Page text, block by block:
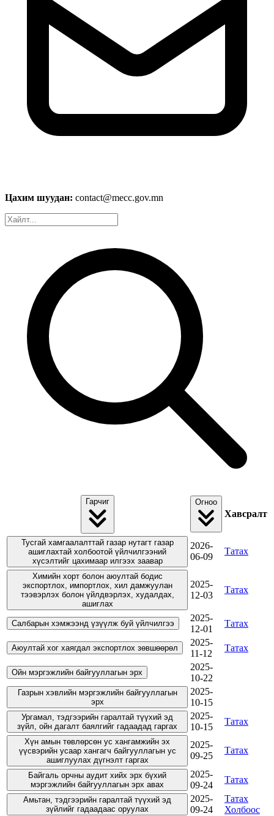
Цахим шуудан: contact@mecc.gov.mn
Гарчиг Огноо
Хавсралт
Тусгай хамгаалалттай газар нутагт газар
ашиглахтай холбоотой үйлчилгээний
хүсэлтийг цахимаар илгээх заавар
2026-
06-09
Татах
Химийн хорт болон аюултай бодис
экспортлох, импортлох, хил дамжуулан
тээвэрлэх болон үйлдвэрлэх, худалдах,
ашиглах
2025-
12-03
Татах
Салбарын хэмжээнд үзүүлж буй үйлчилгээ
2025-
12-01
Татах
Аюултай хог хаягдал экспортлох зөвшөөрөл
2025-
11-12
Татах
Ойн мэргэжлийн байгууллагын эрх
2025-
10-22
Газрын хэвлийн мэргэжлийн байгууллагын
эрх
2025-
10-15
Ургамал, тэдгээрийн гаралтай түүхий эд
зүйл, ойн дагалт баялгийг гадаадад гаргах
2025-
10-15
Татах
Хүн амын төвлөрсөн ус хангамжийн эх
үүсвэрийн усаар хангагч байгууллагын ус
ашиглуулах дүгнэлт гаргах
2025-
09-25
Татах
Байгаль орчны аудит хийх эрх бүхий
мэргэжлийн байгууллагын эрх авах
2025-
09-24
Татах
Амьтан, тэдгээрийн гаралтай түүхий эд
зүйлийг гадаадаас оруулах
2025-
09-24
Татах
Холбоос